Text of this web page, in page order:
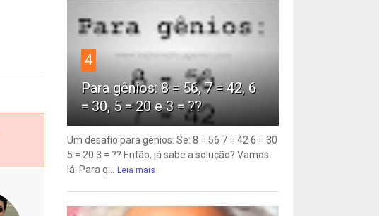
4
Para gênios: 8 = 56, 7 = 42, 6
= 30, 5 = 20 e 3 = ??
Um desafio para gênios: Se: 8 = 56 7 = 42 6 = 30
5 = 20 3 = ?? Então, já sabe a solução? Vamos
lá: Para q...
Leia mais